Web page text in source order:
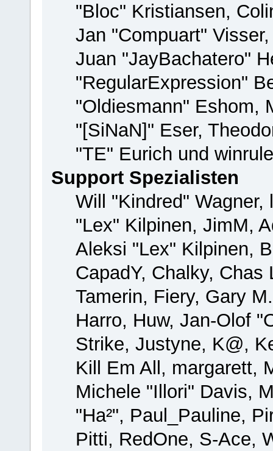
"Bloc" Kristiansen,
Jan "Compuart"
Juan "JayBachatero"
"RegularExpression"
"Oldiesmann" Eshom,
"[SiNaN]" Eser,
"TE" Eurich und
Support Spezialisten
Will "Kindred"
"Lex" Kilpinen, JimM,
Aleksi "Lex" Kilpinen,
CapadY, Chalky,
Tamerin, Fiery, Gary
Harro, Huw, Jan-Olof
Strike, Justyne, K@,
Kill Em All, margarett,
Michele "Illori" Davis,
"Ha²", Paul_Pauline,
Pitti, RedOne, S-Ace,